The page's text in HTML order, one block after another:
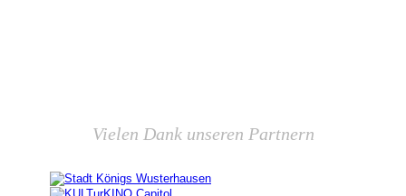
Vielen Dank unseren Partnern